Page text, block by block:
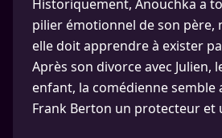
Historiquement, Anouchka a
pilier émotionnel de son père,
elle doit apprendre à exister
Après son divorce avec Julien,
enfant, la comédienne semble
Frank Berton un protecteur et